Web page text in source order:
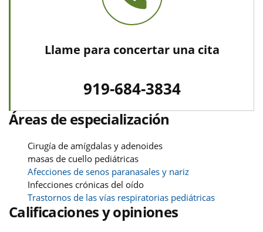
Llame para concertar una cita
919-684-3834
Áreas de especialización
Cirugía de amígdalas y adenoides
masas de cuello pediátricas
Afecciones de senos paranasales y nariz
Infecciones crónicas del oído
Trastornos de las vías respiratorias pediátricas
Calificaciones y opiniones